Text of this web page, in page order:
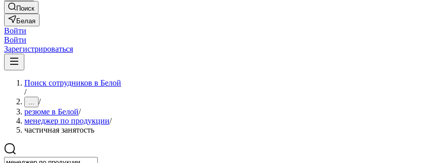
Поиск
Белая
Войти
Войти
Зарегистрироваться
Поиск сотрудников в Белой
/
... /
резюме в Белой/
менеджер по продукции/
частичная занятость